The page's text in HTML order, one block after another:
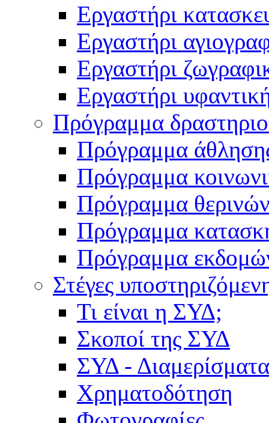
Εργαστήρι
Εργαστήρι
Εργαστήρι
Εργαστήρι
Πρόγραμμα
Πρόγραμμα
Πρόγραμμα
Πρόγραμμα
Πρόγραμμα
Πρόγραμμα
Στέγες
Τι είναι η ΣΥΔ;
Σκοποί της ΣΥΔ
ΣΥΔ -
Χρηματοδότηση